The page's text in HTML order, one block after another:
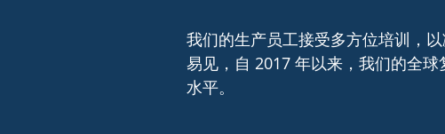
我们的生产员工接受多方位培训，
易见，自 2017 年以来，我们的全
水平。